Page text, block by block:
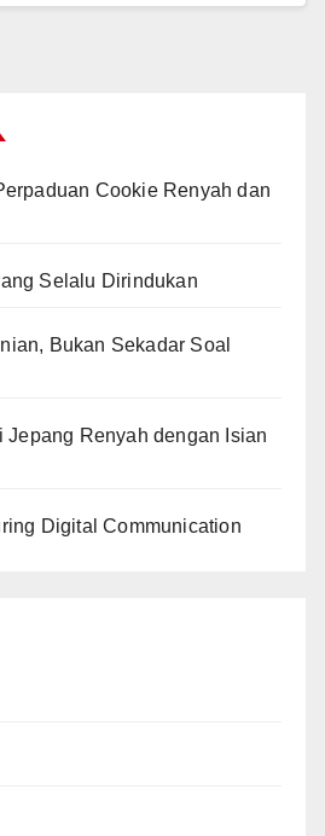
Cookie Renyah dan
Selalu Dirindukan
Bukan Sekadar Soal
Jepang Renyah dengan Isian
Digital Communication